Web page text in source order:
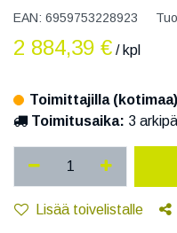
EAN: 6959753228923
2 884,39 € / kpl
Toimittajilla
Toimitusaika: 3
Lisää toivelistalle